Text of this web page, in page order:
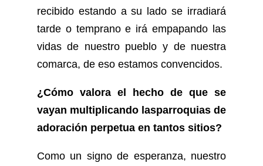
recibido estando a su lado se irradiará
tarde o temprano e irá empapando las
vidas de nuestro pueblo y de nuestra
comarca, de eso estamos convencidos.
¿Cómo valora el hecho de que se
vayan multiplicando lasparroquias de
adoración perpetua en tantos sitios?
Como un signo de esperanza, nuestro